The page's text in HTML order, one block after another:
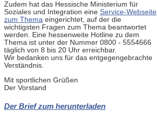
Zudem hat das Hessische Ministerium für
Soziales und Integration eine Service-Webseite
zum Thema eingerichtet, auf der die
wichtigsten Fragen zum Thema beantwortet
werden. Eine hessenweite Hotline zu dem
Thema ist unter der Nummer 0800 - 5554666
täglich von 8 bis 20 Uhr erreichbar.
Wir bedanken uns für das entgegengebrachte
Verständnis.
Mit sportlichen Grüßen
Der Vorstand
Der Brief zum herunterladen